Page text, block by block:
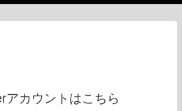
アカウントはこちら